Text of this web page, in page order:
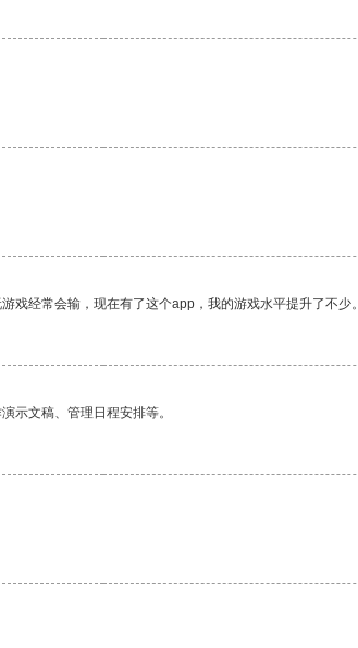
戏经常会输，现在有了这个app，我的游戏水平提升了不少。
示文稿、管理日程安排等。